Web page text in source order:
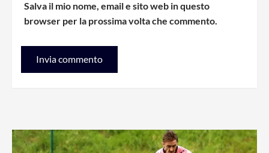
Salva il mio nome, email e sito web in questo
browser per la prossima volta che commento.